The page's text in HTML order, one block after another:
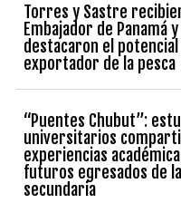
Torres y Sastre
Embajador de Panamá y
destacaron el potencial
exportador de la pesca
“Puentes Chubut”:
universitarios
experiencias
futuros egresados de
secundaria